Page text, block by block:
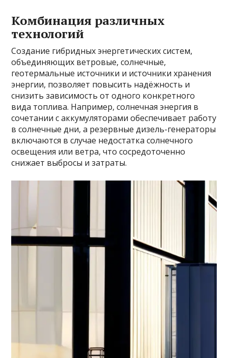
Комбинация различных
технологий
Создание гибридных энергетических систем,
объединяющих ветровые, солнечные,
геотермальные источники и источники хранения
энергии, позволяет повысить надёжность и
снизить зависимость от одного конкретного
вида топлива. Например, солнечная энергия в
сочетании с аккумуляторами обеспечивает работу
в солнечные дни, а резервные дизель-генераторы
включаются в случае недостатка солнечного
освещения или ветра, что сосредоточенно
снижает выбросы и затраты.